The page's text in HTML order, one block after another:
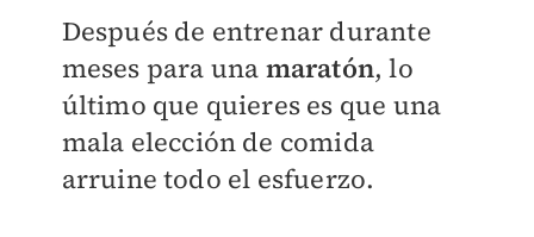
Después de entrenar durante
meses para una maratón, lo
último que quieres es que una
mala elección de comida
arruine todo el esfuerzo.